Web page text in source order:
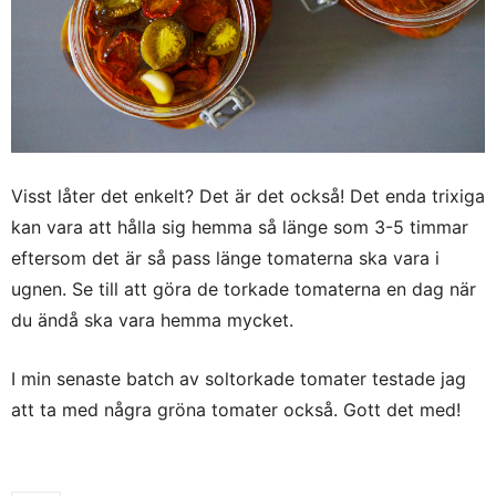
Visst låter det enkelt? Det är det också! Det enda trixiga
kan vara att hålla sig hemma så länge som 3-5 timmar
eftersom det är så pass länge tomaterna ska vara i
ugnen. Se till att göra de torkade tomaterna en dag när
du ändå ska vara hemma mycket.
I min senaste batch av soltorkade tomater testade jag
att ta med några gröna tomater också. Gott det med!